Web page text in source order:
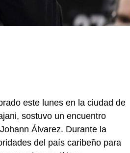
este lunes en la ciudad de
sostuvo un encuentro
Álvarez. Durante la
del país caribeño para